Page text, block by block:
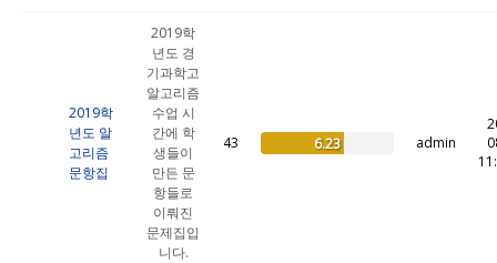
2019학
년도 알
고리즘
문항집
2019학
년도 경
기과학고
알고리즘
수업 시
간에 학
생들이
만든 문
항들로
이뤄진
문제집입
니다.
43 6.23 admin